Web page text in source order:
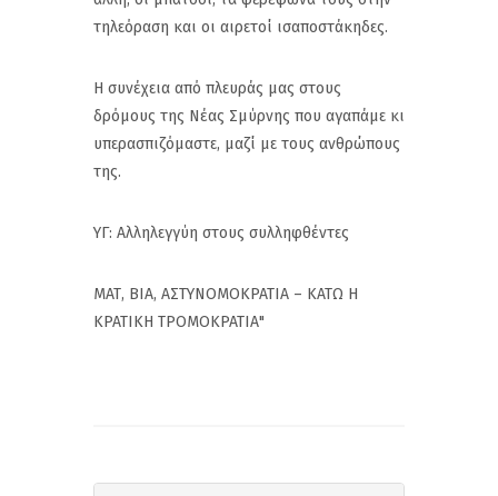
τηλεόραση και οι αιρετοί ισαποστάκηδες.
Η συνέχεια από πλευράς μας στους
δρόμους της Νέας Σμύρνης που αγαπάμε κι
υπερασπιζόμαστε, μαζί με τους ανθρώπους
της.
ΥΓ: Αλληλεγγύη στους συλληφθέντες
ΜΑΤ, ΒΙΑ, ΑΣΤΥΝΟΜΟΚΡΑΤΙΑ – ΚΑΤΩ Η
ΚΡΑΤΙΚΗ ΤΡΟΜΟΚΡΑΤΙΑ"